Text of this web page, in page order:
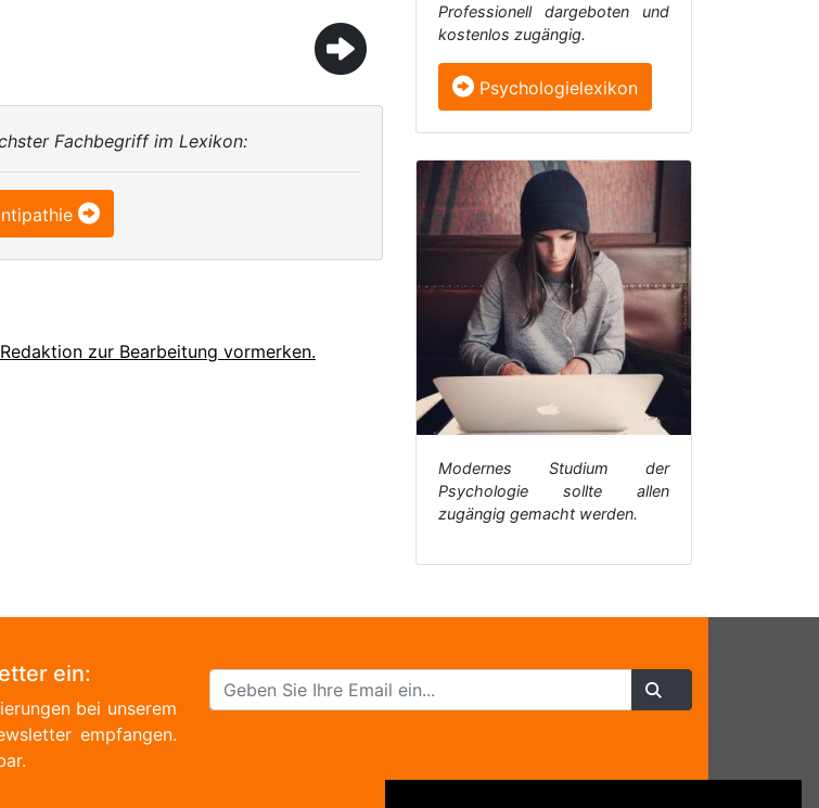
Fachbegriff im Lexikon:
zur Bearbeitung vormerken.
Professionell dargeboten und
kostenlos zugängig.
Psychologielexikon
Modernes Studium der
Psychologie sollte allen
zugängig gemacht werden.
ein:
bei unserem
empfangen.